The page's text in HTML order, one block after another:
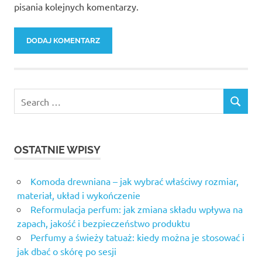
pisania kolejnych komentarzy.
OSTATNIE WPISY
Komoda drewniana – jak wybrać właściwy rozmiar,
materiał, układ i wykończenie
Reformulacja perfum: jak zmiana składu wpływa na
zapach, jakość i bezpieczeństwo produktu
Perfumy a świeży tatuaż: kiedy można je stosować i
jak dbać o skórę po sesji